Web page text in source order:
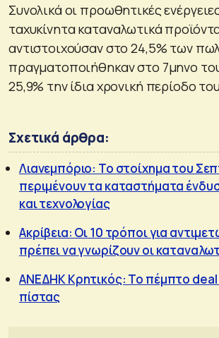
Συνολικά οι προωθητικές
ταχυκίνητα καταναλωτικά
αντιστοιχούσαν στο 24,5% των
πραγματοποιήθηκαν στο 7μηνο
25,9% την ίδια χρονική περίοδο
Σχετικά άρθρα:
Λιανεμπόριο: Το στοίχημα του
περιμένουν τα καταστήματα
και τεχνολογίας
Ακρίβεια: Οι 10 τρόποι για
πρέπει να γνωρίζουν οι
ΑΝΕΔΗΚ Κρητικός: Το πέμπτο deal
πίστας